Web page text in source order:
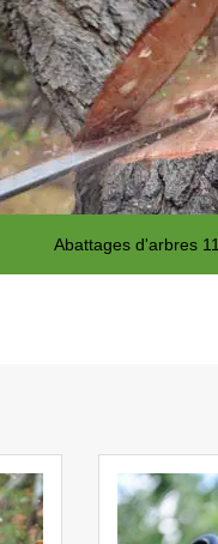
Abattages d'arbres 11